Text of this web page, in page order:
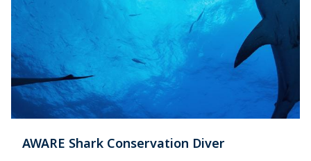
AWARE Shark Conservation Diver